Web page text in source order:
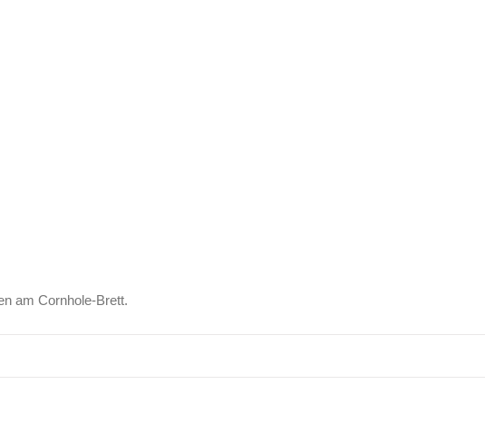
am Cornhole-Brett.